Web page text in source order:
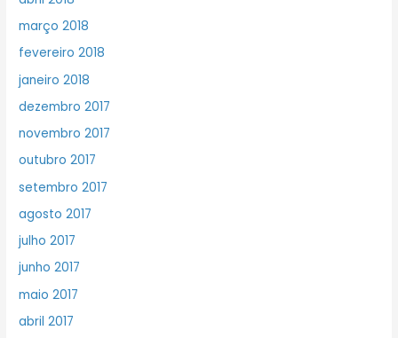
março 2018
fevereiro 2018
janeiro 2018
dezembro 2017
novembro 2017
outubro 2017
setembro 2017
agosto 2017
julho 2017
junho 2017
maio 2017
abril 2017